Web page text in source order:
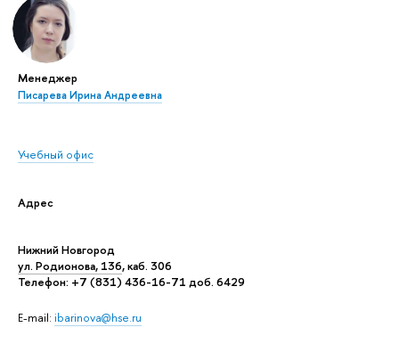
Менеджер
Писарева Ирина Андреевна
Учебный офис
Адрес
Нижний Новгород
ул. Родионова, 136, каб. 306
Телефон: +7 (831) 436-16-71 доб. 6429
E-mail: ibarinova@hse.ru